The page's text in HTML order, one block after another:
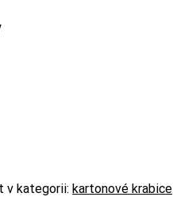
v kategorii: kartonové krabice